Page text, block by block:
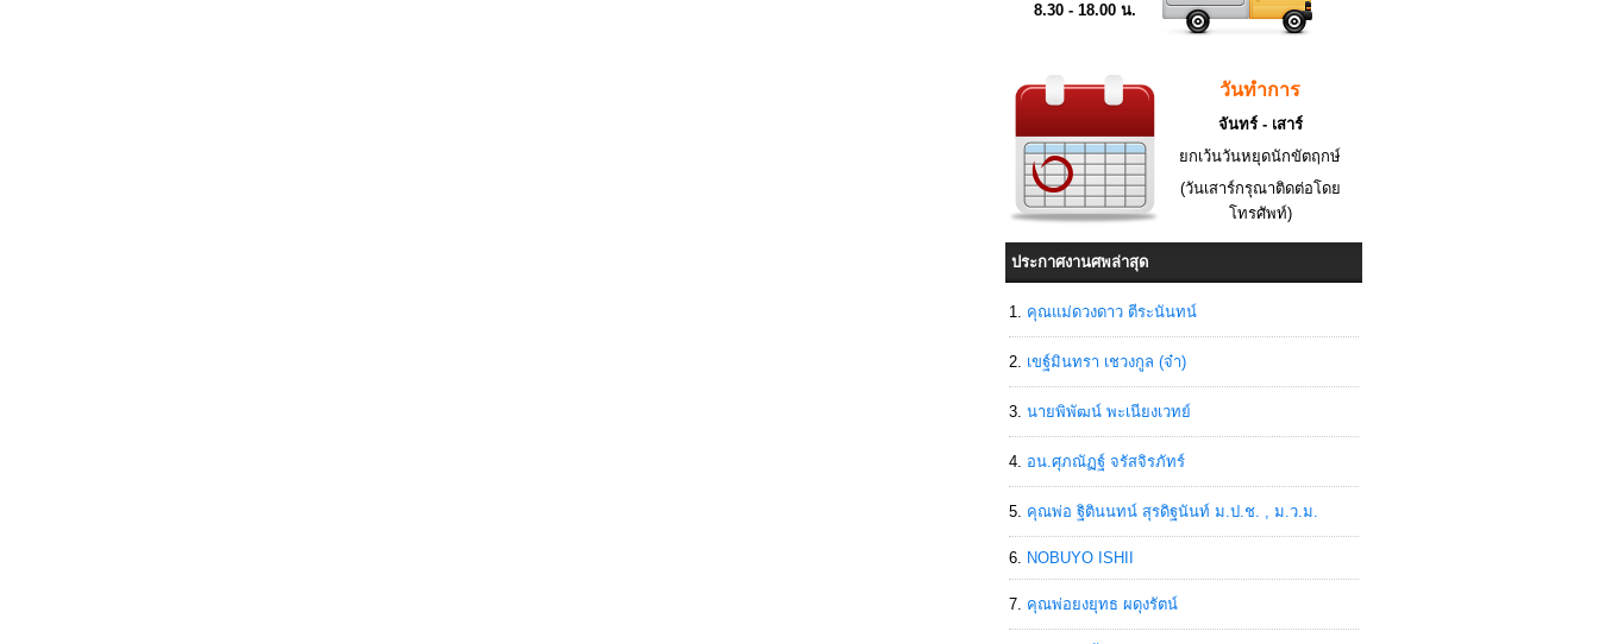
8.30 - 18.00 น.
วันทำการ
จันทร์ - เสาร์
ยกเว้นวันหยุดนักขัตฤกษ์
(วันเสาร์กรุณาติดต่อโดย
โทรศัพท์)
ประกาศงานศพล่าสุด
คุณแม่ดวงดาว ตีระนันทน์
เขฐ์มินทรา เชวงกูล (จ๋า)
นายพิพัฒน์ พะเนียงเวทย์
อน.ศุภณัฏฐ์ จรัสจิรภัทร์
คุณพ่อ ฐิตินนทน์ สุรดิฐนันท์ ม.ป.ช. , ม.ว.ม.
NOBUYO ISHII
คุณพ่อยงยุทธ ผดุงรัตน์